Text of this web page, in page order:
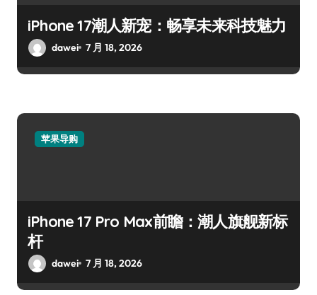
iPhone 17潮人新宠：畅享未来科技魅力
dawei 7 月 18, 2026
苹果导购
iPhone 17 Pro Max前瞻：潮人旗舰新标
杆
dawei 7 月 18, 2026